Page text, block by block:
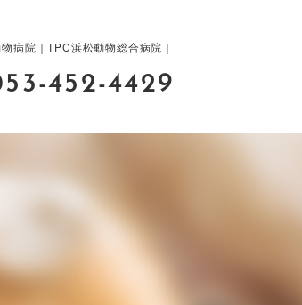
病院｜TPC浜松動物総合病院｜
452-4429